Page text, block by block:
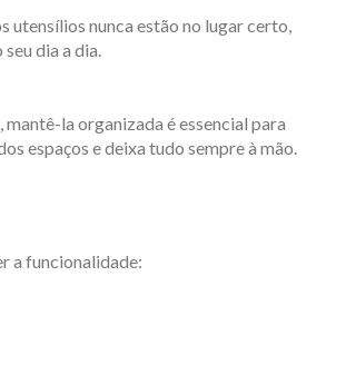
utensílios nunca estão no lugar certo,
dia a dia.
la organizada é essencial para
espaços e deixa tudo sempre à mão.
a funcionalidade: